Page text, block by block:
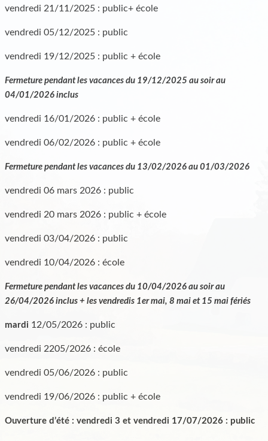
vendredi 21/11/2025 : public+ école
vendredi 05/12/2025 : public
vendredi 19/12/2025 : public + école
Fermeture pendant les vacances du 19/12/2025 au soir au
04/01/2026 inclus
vendredi 16/01/2026 : public + école
vendredi 06/02/2026 : public + école
Fermeture pendant les vacances du 13/02/2026 au 01/03/2026
vendredi 06 mars 2026 : public
vendredi 20 mars 2026 : public + école
vendredi 03/04/2026 : public
vendredi 10/04/2026 : école
Fermeture pendant les vacances du 10/04/2026 au soir au
26/04/2026 inclus + les vendredis 1er mai, 8 mai et 15 mai fériés
mardi 12/05/2026 : public
vendredi 2205/2026 : école
vendredi 05/06/2026 : public
vendredi 19/06/2026 : public + école
Ouverture d’été : vendredi 3 et vendredi 17/07/2026 : public